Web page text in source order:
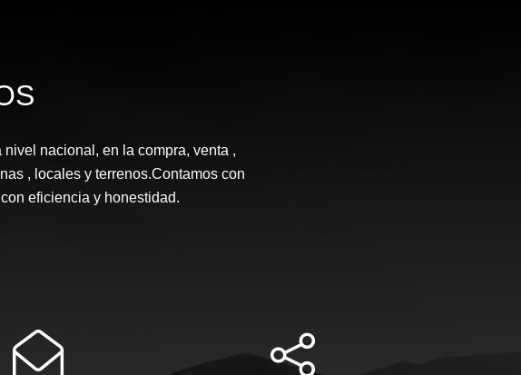
nacional, en la compra, venta ,
, locales y terrenos.Contamos con
eficiencia y honestidad.